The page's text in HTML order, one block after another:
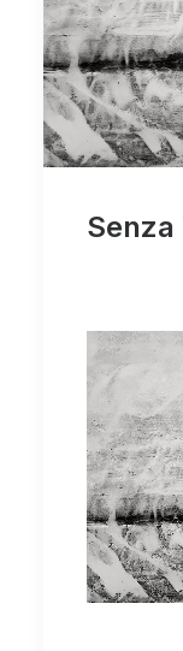
Senza